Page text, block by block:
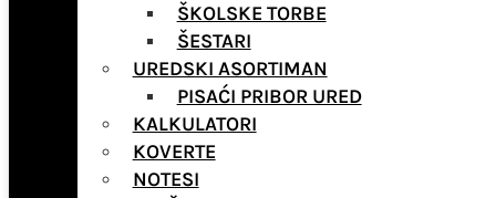
ŠKOLSKE TORBE
ŠESTARI
UREDSKI ASORTIMAN
PISAĆI PRIBOR URED
KALKULATORI
KOVERTE
NOTESI